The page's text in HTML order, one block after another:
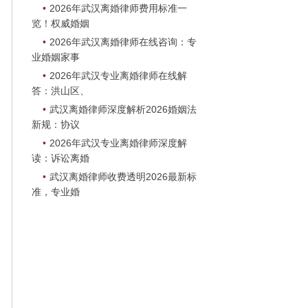
• 2026年武汉离婚律师费用标准一
览！权威婚姻
• 2026年武汉离婚律师在线咨询：专
业婚姻家事
• 2026年武汉专业离婚律师在线解
答：洪山区、
• 武汉离婚律师深度解析2026婚姻法
新规：协议
• 2026年武汉专业离婚律师深度解
读：诉讼离婚
• 武汉离婚律师收费透明2026最新标
准，专业婚